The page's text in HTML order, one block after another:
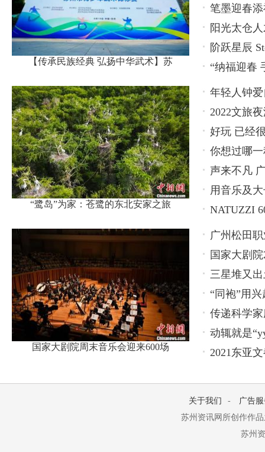
【传承民族经典 弘扬中华武术】苏
笔墨迎春
题活动
阳光太仓
——智能赋
阶跃星辰
“纳福迎春
“鹭岛”为家：苍鹭的东北安家之旅
年轻人钟
2022文旅
博览会
好玩 已经
你想过哪
声来不凡
用音乐及
NATUZZI
国家大剧院周末音乐会迎来600场
广州松田
养新模式
国家大剧
三星堆又
“同袍”用
传递科学
动辄就是
2021东亚
关于我们 -
广告
苏州资讯网所创作作
苏州